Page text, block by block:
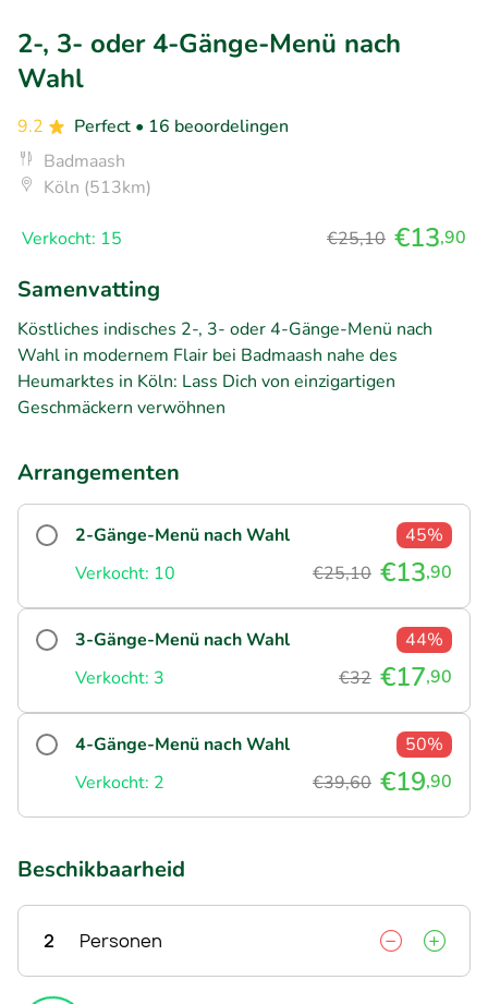
2-, 3- oder 4-Gänge-Menü nach
Wahl
9.2 Perfect • 16 beoordelingen
Badmaash
Köln (513km)
Verkocht: 15 €25,10 €13,90
Samenvatting
Köstliches indisches 2-, 3- oder 4-Gänge-Menü nach
Wahl in modernem Flair bei Badmaash nahe des
Heumarktes in Köln: Lass Dich von einzigartigen
Geschmäckern verwöhnen
Arrangementen
2-Gänge-Menü nach Wahl
45%
Verkocht: 10
€25,10 €13,90
3-Gänge-Menü nach Wahl
44%
Verkocht: 3
€32 €17,90
4-Gänge-Menü nach Wahl
50%
Verkocht: 2
€39,60 €19,90
Beschikbaarheid
2 Personen